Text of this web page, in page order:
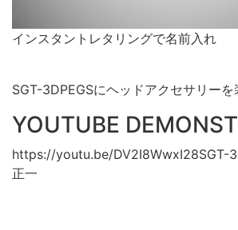
インスタントレタリングで名前入れ
SGT-3DPEGSにヘッドアクセサリーを
YOUTUBE
https://youtu.be/DV2I8WwxI28SGT-
正一